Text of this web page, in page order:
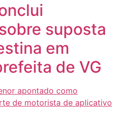
suposta
em
de VG